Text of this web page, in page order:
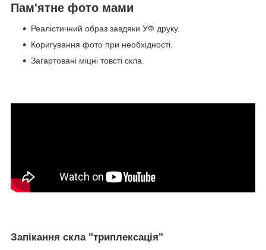
Пам'ятне фото мами
Реалістичний образ завдяки УФ друку.
Коригування фото при необхідності.
Загартовані міцні товсті скла.
Запікання скла "триплексація"